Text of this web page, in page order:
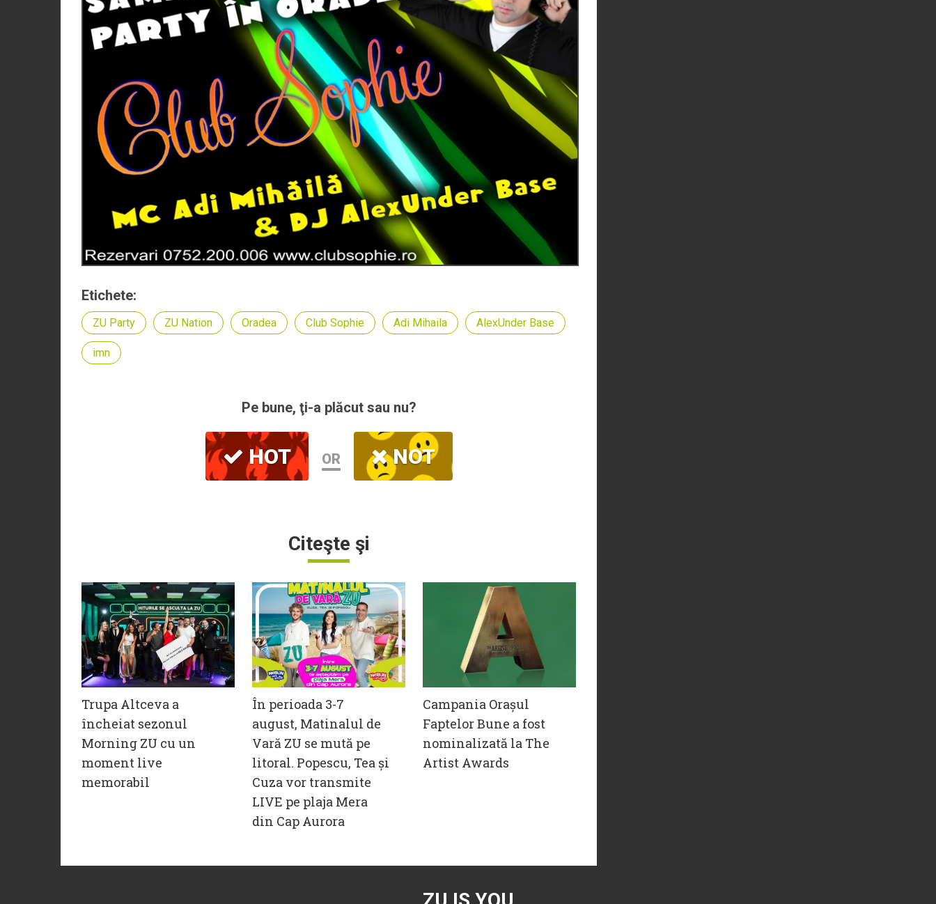
Etichete:
ZU Party ZU Nation Oradea Club Sophie Adi Mihaila AlexUnder Base
imn
Pe bune, ţi-a plăcut sau nu?
HOT OR NOT
Citeşte şi
Trupa Altceva a
încheiat sezonul
Morning ZU cu un
moment live
memorabil
În perioada 3-7
august, Matinalul de
Vară ZU se mută pe
litoral. Popescu, Tea și
Cuza vor transmite
LIVE pe plaja Mera
din Cap Aurora
Campania Orașul
Faptelor Bune a fost
nominalizată la The
Artist Awards